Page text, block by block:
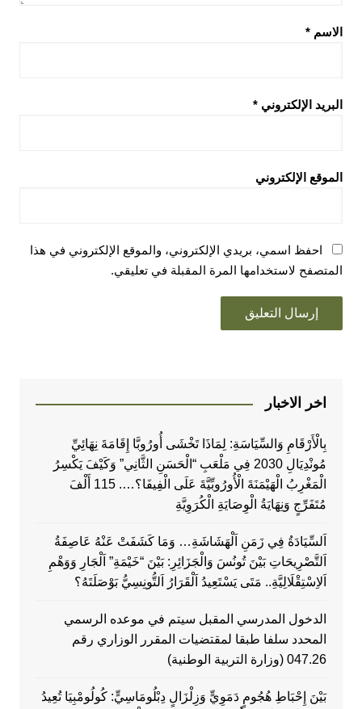
الاسم *
البريد الإلكتروني *
الموقع الإلكتروني
احفظ اسمي، بريدي الإلكتروني، والموقع الإلكتروني في هذا
المتصفح لاستخدامها المرة المقبلة في تعليقي.
اخر الاخبار
بِالْأَرْقَامِ وَالسِّيَاسَةِ: لِمَاذَا تَخْشَى أُورُوبَّا إِقَامَةَ نِهَائِيِّ
مُونْدِيَالِ 2030 فِي مَلْعَبِ “الْحَسَنِ الثَّانِي” وَكَيْفَ يَكْسِرُ
الْمَغْرِبُ الْهَيْمَنَةَ الْأُورُوبِّيَّةَ عَلَى الْفِيفَا؟…. 115 أَلْفَ
مُتَفَرِّجٍ وَنِهَايَةُ الْوِصَايَةِ الْكُرَوِيَّةِ
اَلسِّيَادَةُ فِي زَمَنِ اَلْهَشَاشَةِ… وَمَا كَشَفَتْ عَنْهُ عَاصِفَةُ
اَلتَّصْرِيحَاتِ بَيْنَ تُونُسَ وَالْجَزَائِرِ: بَيْنَ “خَيْمَةِ” اَلْجَارِ وَوَهْمِ
اَلاِسْتِقْلَالِيَّةِ.. مَتَى يَسْتَعِيدُ اَلْقَرَارُ اَلتُّونِسِيُّ بَوْصَلَتَهُ؟
الدخول المدرسي المقبل سیتم في موعده الرسمي
المحدد سلفا طبقا لمقتضیات المقرر الوزاري رقم
047.26 (وزارة التربية الوطنية)
بَيْنَ إِحْبَاطِ هُجُومٍ دَمَوِيٍّ وَزِلْزَالٍ دِبْلُومَاسِيٍّ: كُولُومْبِيَا تُعِيدُ